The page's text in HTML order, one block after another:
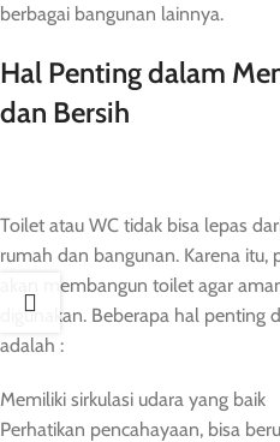
berbagai bangunan lainnya.
Hal Penting dalam
dan Bersih
Toilet atau WC tidak bisa lepas
rumah dan bangunan. Karena itu,
akan membangun toilet agar
digunakan. Beberapa hal
adalah :
Memiliki sirkulasi udara yang baik
Perhatikan pencahayaan, bisa